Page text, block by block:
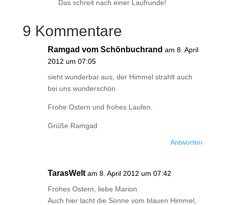
Das schreit nach einer Laufrunde!
9 Kommentare
Ramgad vom Schönbuchrand am 8. April
2012 um 07:05
sieht wunderbar aus, der Himmel strahlt auch
bei uns wunderschön.
Frohe Ostern und frohes Laufen.
Grüße Ramgad
Antworten
TarasWelt am 8. April 2012 um 07:42
Frohes Ostern, liebe Marion.
Auch hier lacht die Sonne vom blauen Himmel,